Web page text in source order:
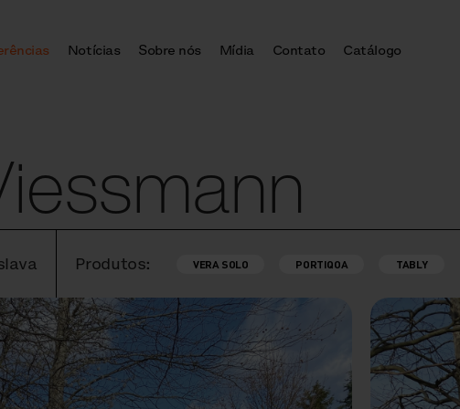
Notícias Sobre nós Mídia Contato Catálogo
Produtos: VERA SOLO PORTIQOA TABLY